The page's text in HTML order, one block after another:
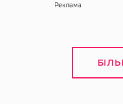
Реклама